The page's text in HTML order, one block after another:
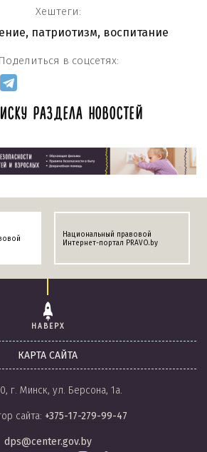
Хештеги:
, патриотизм, воспитание
Поделиться в соцсетях:
РАЗДЕЛА НОВОСТЕЙ
Национальный правовой
Интернет-портал PRAVO.by
НАВЕРХ
КАРТА САЙТА
г. Минск, ул. Берсона, 1а.
сайта: +375-17-279-99-47
dps@center.gov.by